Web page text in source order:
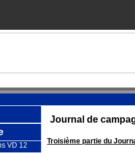
VD 12
Journal de
Troisième partie du